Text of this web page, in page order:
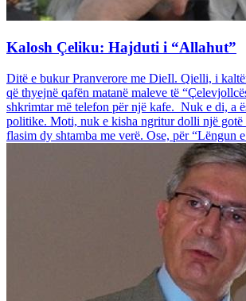
Kalosh Çeliku: Hajduti i “Allahut”
Ditë e bukur Pranverore me DieIl. Qielli, i
që thyejnë qafën matanë maleve të
shkrimtar më telefon për një kafe. Nuk e di, a
politike. Moti, nuk e kisha ngritur dolli një gotë
flasim dy shtamba me verë. Ose, për “Lëngun